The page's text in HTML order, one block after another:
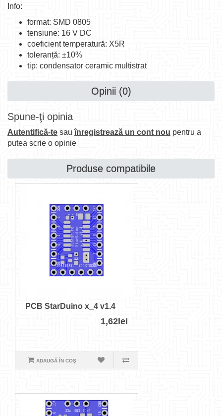
Info:
format: SMD 0805
tensiune: 16 V DC
coeficient temperatură: X5R
toleranță: ±10%
tip: condensator ceramic multistrat
Opinii (0)
Spune-ţi opinia
Autentifică-te sauînregistrează un cont nou pentru a
putea scrie o opinie
Produse compatibile
PCB StarDuino x_4 v1.4
1,62lei
ADAUGĂ ÎN COŞ